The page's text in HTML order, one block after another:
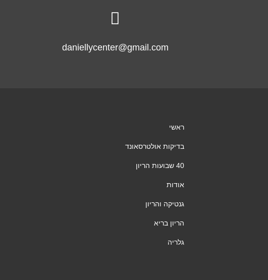

daniellycenter@gmail.com
ראשי
בדיקות אולטרסאונד
40 שבועות הריון
אודות
גנטיקה והריון
הריון בריא
גלריה